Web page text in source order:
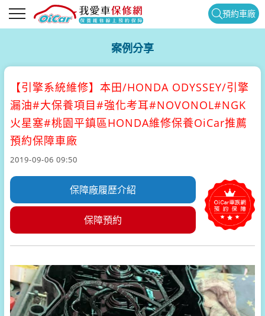
預約車廠
案例分享
【引擎系統維修】 本田/HONDA ODYSSEY/引擎
漏油#大保養項目#強化考耳#NOVONOL#NGK
火星塞#桃園平鎮區HONDA維修保養OiCar推薦
預約保障車廠
2019-09-06 09:50
保障廠履歷介紹
保障預約